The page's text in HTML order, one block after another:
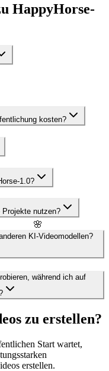
🌸
HappyHorse-
kosten?
1.0?
Projekte nutzen?
KI-Videomodellen?
während ich auf
zu erstellen?
Start wartet,
erstellen.